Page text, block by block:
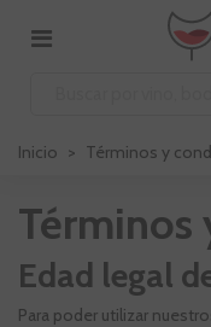
Inicio > Términos y
Términos
Edad legal
Para poder utilizar